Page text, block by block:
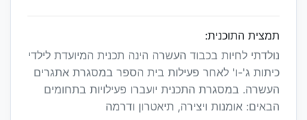
תמצית התוכנית:
נולדתי לחיות בכבוד העשרה הינה תכנית המיועדת לילדי
כיתות ג'-ו' לאחר פעילות בית הספר במסגרת אתגרים
העשרה. במסגרת התכנית יועברו פעילויות בתחומים
הבאים: אומנות ויצירה, תיאטרון ודרמה